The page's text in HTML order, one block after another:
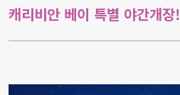
캐리비안 베이 특별 야간개장!